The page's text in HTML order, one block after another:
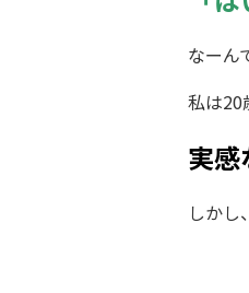
なーん
私は20
実感
しかし